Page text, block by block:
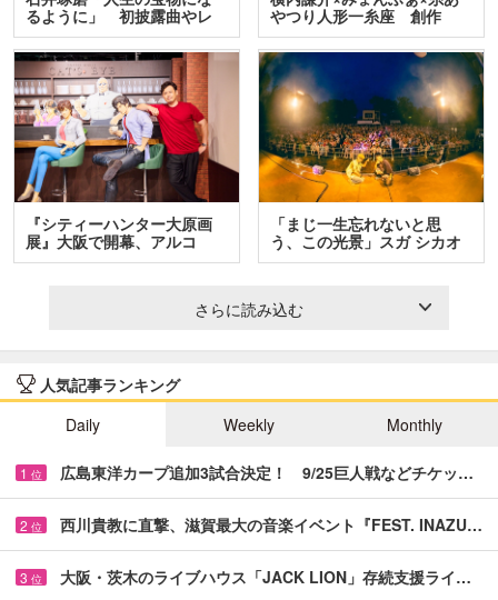
るように」 初披露曲やレ
ア…
やつり人形一糸座 創作
人…
『シティーハンター大原画
展』大阪で開幕、アルコ
＆…
「まじ一生忘れないと思
う、この光景」スガ シカオ
と…
さらに読み込む
人気記事ランキング
Daily
Weekly Monthly
1 位 広島東洋カープ追加3試合決定！ 9/25巨人戦などチケッ…
2 位 西川貴教に直撃、滋賀最大の音楽イベント『FEST. INAZU…
3 位 大阪・茨木のライブハウス「JACK LION」存続支援ライ…